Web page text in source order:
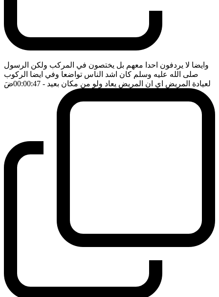
وايضا لا يردفون احدا معهم بل يختصون في المركب ولكن الرسول
صلى الله عليه وسلم كان اشد الناس تواضعا وفي ايضا الركوب
لعيادة المريض اي ان المريض يعاد ولو من مكان بعيد - 00:00:47 ضَ